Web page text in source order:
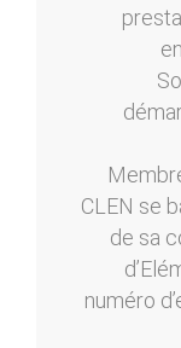
CLEN se
de sa
numéro